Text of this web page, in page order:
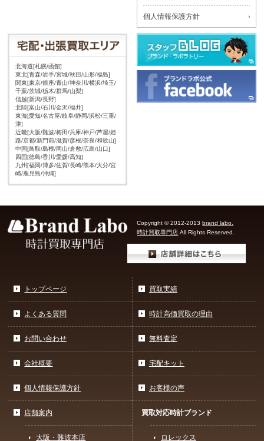
個人情報保護方針
北海道[札幌/函館]
東北[青森/岩手/宮城/秋田/山形/福島]
関東[東京/銀座/青山/神奈川/横浜/埼玉/
千葉/茨城/栃木/群馬/山梨]
信越[新潟/長野]
北陸[富山/石川/金沢/福井]
東海[愛知/名古屋/岐阜/静岡/浜松/三重/
津]
近畿[大阪/難波/梅田/兵庫/神戸/芦屋/姫
路/京都/新門前/滋賀/彦根/奈良/和歌山]
中国[鳥取/島根/岡山/倉敷/広島/山口]
四国[徳島/香川/愛媛/高知]
九州[福岡/博多/佐賀/長崎/熊本/大分/宮
崎/鹿児島/沖縄]
Copyright © 2012-2013brand labo.
時計買取専門店 All Rights Reserved.
トップページ
よくある質問
お問い合わせ
会社概要
個人情報保護方針
買取実績
時計高価買取の理由
無料査定
宅配キット
お客様の声
店舗案内
大阪・難波本店
買取対応時計ブランド
ロレックス